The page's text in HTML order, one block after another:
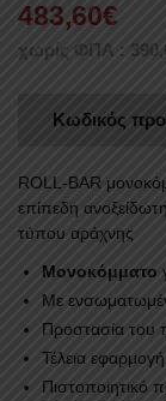
483,60€
χωρίς ΦΠΑ :
Κωδικός
ROLL-BAR
επίπεδη
τύπου αράχνης
Mονοκόμματο
Με
Προστασία του
Τέλεια
Πιστοποιητικό